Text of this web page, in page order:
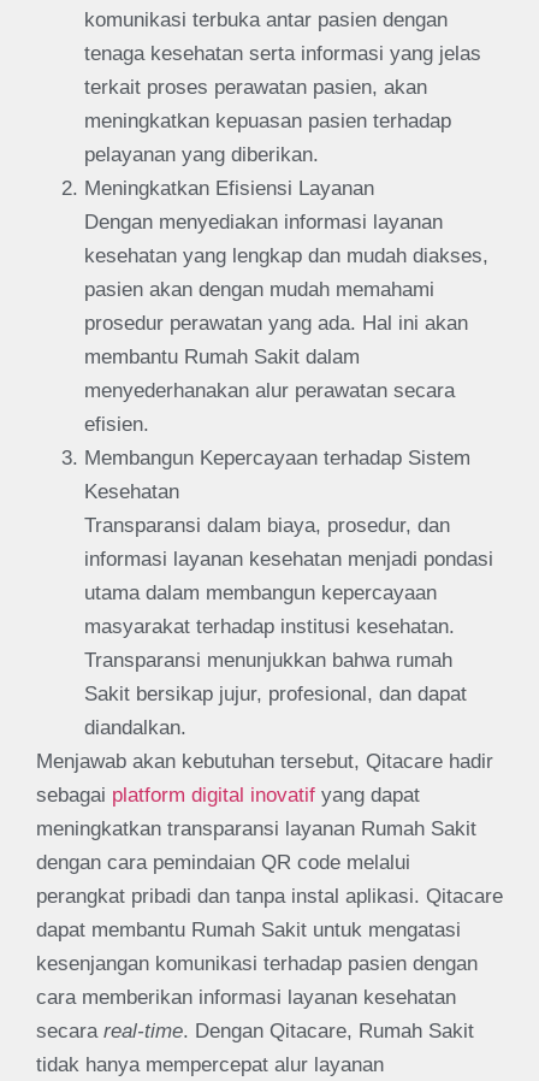
komunikasi terbuka antar pasien dengan
tenaga kesehatan serta informasi yang jelas
terkait proses perawatan pasien, akan
meningkatkan kepuasan pasien terhadap
pelayanan yang diberikan.
Meningkatkan Efisiensi Layanan
Dengan menyediakan informasi layanan
kesehatan yang lengkap dan mudah diakses,
pasien akan dengan mudah memahami
prosedur perawatan yang ada. Hal ini akan
membantu Rumah Sakit dalam
menyederhanakan alur perawatan secara
efisien.
Membangun Kepercayaan terhadap Sistem
Kesehatan
Transparansi dalam biaya, prosedur, dan
informasi layanan kesehatan menjadi pondasi
utama dalam membangun kepercayaan
masyarakat terhadap institusi kesehatan.
Transparansi menunjukkan bahwa rumah
Sakit bersikap jujur, profesional, dan dapat
diandalkan.
Menjawab akan kebutuhan tersebut, Qitacare hadir
sebagai platform digital inovatif yang dapat
meningkatkan transparansi layanan Rumah Sakit
dengan cara pemindaian QR code melalui
perangkat pribadi dan tanpa instal aplikasi. Qitacare
dapat membantu Rumah Sakit untuk mengatasi
kesenjangan komunikasi terhadap pasien dengan
cara memberikan informasi layanan kesehatan
secara real-time. Dengan Qitacare, Rumah Sakit
tidak hanya mempercepat alur layanan